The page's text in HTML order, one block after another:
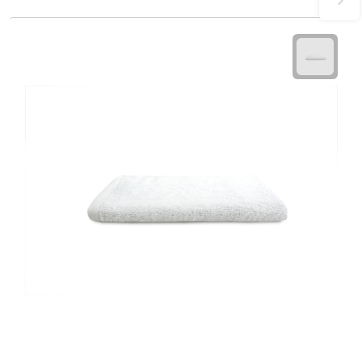
Champagneglazen